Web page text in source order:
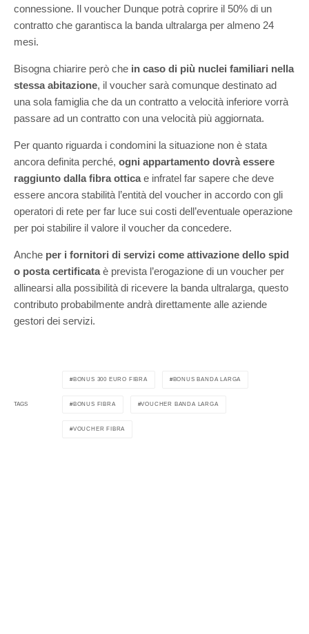
connessione. Il voucher Dunque potrà coprire il 50% di un
contratto che garantisca la banda ultralarga per almeno 24
mesi.
Bisogna chiarire però che in caso di più nuclei familiari nella
stessa abitazione, il voucher sarà comunque destinato ad
una sola famiglia che da un contratto a velocità inferiore vorrà
passare ad un contratto con una velocità più aggiornata.
Per quanto riguarda i condomini la situazione non è stata
ancora definita perché, ogni appartamento dovrà essere
raggiunto dalla fibra otticae infratel far sapere che deve
essere ancora stabilità l’entità del voucher in accordo con gli
operatori di rete per far luce sui costi dell’eventuale operazione
per poi stabilire il valore il voucher da concedere.
Anche per i fornitori di servizi come attivazione dello spid
o posta certificataè prevista l’erogazione di un voucher per
allinearsi alla possibilità di ricevere la banda ultralarga, questo
contributo probabilmente andrà direttamente alle aziende
gestori dei servizi.
TAGS
BONUS 300 EURO FIBRA BONUS BANDA LARGA
BONUS FIBRA VOUCHER BANDA LARGA
VOUCHER FIBRA